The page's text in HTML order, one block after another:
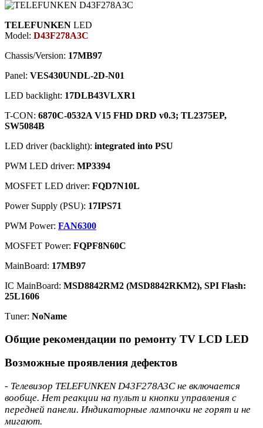
TELEFUNKEN LED
Model: D43F278A3C
Chassis/Version: 17MB97
Panel: VES430UNDL-2D-N01
LED backlight: 17DLB43VLXR1
T-CON: 6870C-0532A V15 FHD DRD v0.3; TL2375EP,
SW5084B
LED driver (backlight): integrated into PSU
PWM LED driver: MP3394
MOSFET LED driver: FQD7N10L
Power Supply (PSU): 17IPS71
PWM Power: FAN6300
MOSFET Power: FQPF8N60C
MainBoard: 17MB97
IC MainBoard: MSD8842RM2 (MSD8842RKM2), SPI Flash:
25L1606
Тuner: NoName
Общие рекомендации по ремонту TV LCD LED
Возможные проявления дефектов
- Телевизор TELEFUNKEN D43F278A3C не включается
вообще. Нет реакции на пульт и кнопки управления с
передней панели. Индикаторные лампочки не горят и не
мигают.